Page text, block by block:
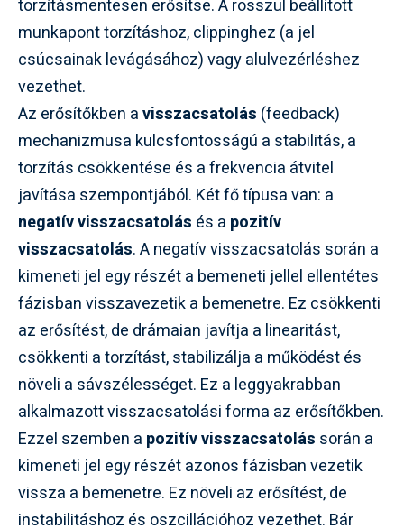
torzításmentesen erősítse. A rosszul beállított
munkapont torzításhoz, clippinghez (a jel
csúcsainak levágásához) vagy alulvezérléshez
vezethet.
Az erősítőkben avisszacsatolás (feedback)
mechanizmusa kulcsfontosságú a stabilitás, a
torzítás csökkentése és a frekvencia átvitel
javítása szempontjából. Két fő típusa van: a
negatív visszacsatolás és a pozitív
visszacsatolás. A negatív visszacsatolás során a
kimeneti jel egy részét a bemeneti jellel ellentétes
fázisban visszavezetik a bemenetre. Ez csökkenti
az erősítést, de drámaian javítja a linearitást,
csökkenti a torzítást, stabilizálja a működést és
növeli a sávszélességet. Ez a leggyakrabban
alkalmazott visszacsatolási forma az erősítőkben.
Ezzel szemben a pozitív visszacsatolás során a
kimeneti jel egy részét azonos fázisban vezetik
vissza a bemenetre. Ez növeli az erősítést, de
instabilitáshoz és oszcillációhoz vezethet. Bár